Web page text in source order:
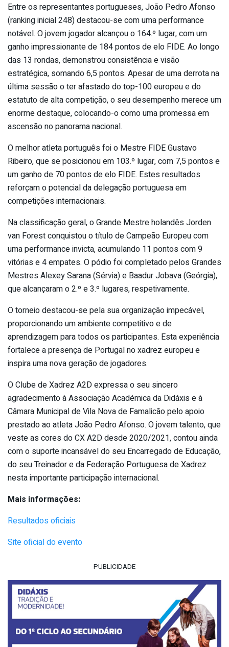
Entre os representantes portugueses, João Pedro Afonso
(ranking inicial 248) destacou-se com uma performance
notável. O jovem jogador alcançou o 164.º lugar, com um
ganho impressionante de 184 pontos de elo FIDE. Ao longo
das 13 rondas, demonstrou consistência e visão
estratégica, somando 6,5 pontos. Apesar de uma derrota na
última sessão o ter afastado do top-100 europeu e do
estatuto de alta competição, o seu desempenho merece um
enorme destaque, colocando-o como uma promessa em
ascensão no panorama nacional.
O melhor atleta português foi o Mestre FIDE Gustavo
Ribeiro, que se posicionou em 103.º lugar, com 7,5 pontos e
um ganho de 70 pontos de elo FIDE. Estes resultados
reforçam o potencial da delegação portuguesa em
competições internacionais.
Na classificação geral, o Grande Mestre holandês Jorden
van Forest conquistou o título de Campeão Europeu com
uma performance invicta, acumulando 11 pontos com 9
vitórias e 4 empates. O pódio foi completado pelos Grandes
Mestres Alexey Sarana (Sérvia) e Baadur Jobava (Geórgia),
que alcançaram o 2.º e 3.º lugares, respetivamente.
O torneio destacou-se pela sua organização impecável,
proporcionando um ambiente competitivo e de
aprendizagem para todos os participantes. Esta experiência
fortalece a presença de Portugal no xadrez europeu e
inspira uma nova geração de jogadores.
O Clube de Xadrez A2D expressa o seu sincero
agradecimento à Associação Académica da Didáxis e à
Câmara Municipal de Vila Nova de Famalicão pelo apoio
prestado ao atleta João Pedro Afonso. O jovem talento, que
veste as cores do CX A2D desde 2020/2021, contou ainda
com o suporte incansável do seu Encarregado de Educação,
do seu Treinador e da Federação Portuguesa de Xadrez
nesta importante participação internacional.
Mais informações:
Resultados oficiais
Site oficial do evento
PUBLICIDADE